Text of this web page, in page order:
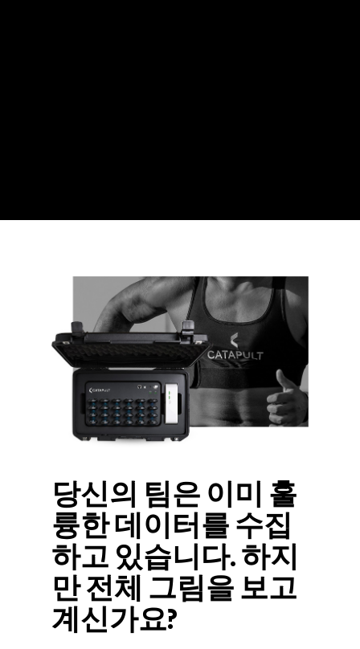
당신의 팀은 이미 훌
륭한 데이터를 수집
하고 있습니다. 하지
만 전체 그림을 보고
계신가요?